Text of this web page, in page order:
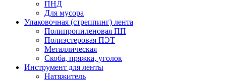
ПНД
Для мусора
Упаковочная (стреппинг) лента
Полипропиленовая ПП
Полиэстеровая ПЭТ
Металлическая
Скоба, пряжка, уголок
Инструмент для ленты
Натяжитель